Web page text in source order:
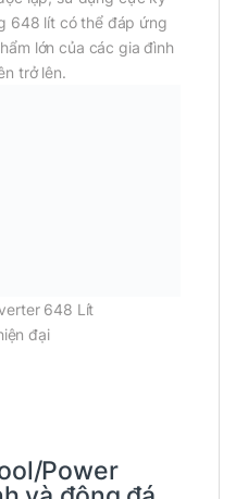
648 lít có thể đáp ứng
lớn của các gia đình
trở lên.
648 Lít
đại
Power